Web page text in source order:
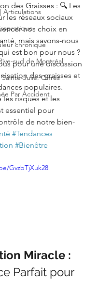
Articulations
chronique
sud de Montréal
Sainte-Julie: Offres
Par Accident
des Graisses : 🔍 Les
les réseaux sociaux
nos choix en
mais savons-nous
est bon pour nous ?
pour une discussion
des graisses et
populaires.
risques et les
essentiel pour
de notre bien-
#Tendances
#Bienêtre
GvzbTjXuk28
Miracle :
Parfait pour